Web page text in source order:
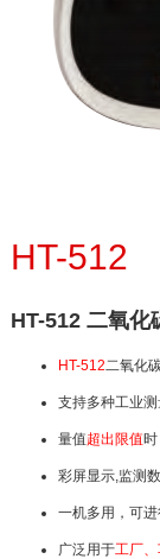
HT-512
HT-512 二氧化
HT-512二氧化
支持多种工业
量值超出限值
彩屏显示,监测
一机多用，可进
广泛用于工厂